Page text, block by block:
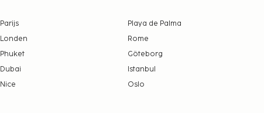
Parijs
Playa de Palma
Londen
Rome
Phuket
Göteborg
Dubai
Istanbul
Nice Oslo